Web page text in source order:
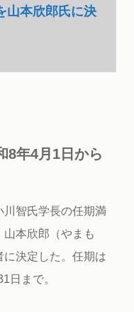
山本欣郎氏に決
8年4月1日から
川智氏学長の任期満
本欣郎（やまも
に決定した。任期は
日まで。